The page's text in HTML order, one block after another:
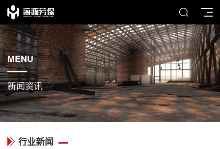
MENU
新闻资讯
行业新闻